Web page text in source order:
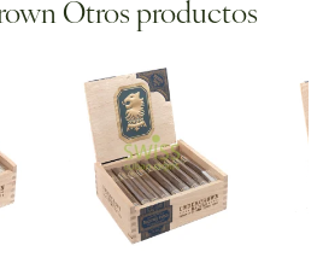
Otros productos